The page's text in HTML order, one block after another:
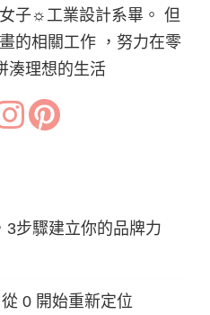
子☼工業設計系畢。 但
的相關工作 ，努力在零
湊理想的生活
3步驟建立你的品牌力
0 開始重新定位